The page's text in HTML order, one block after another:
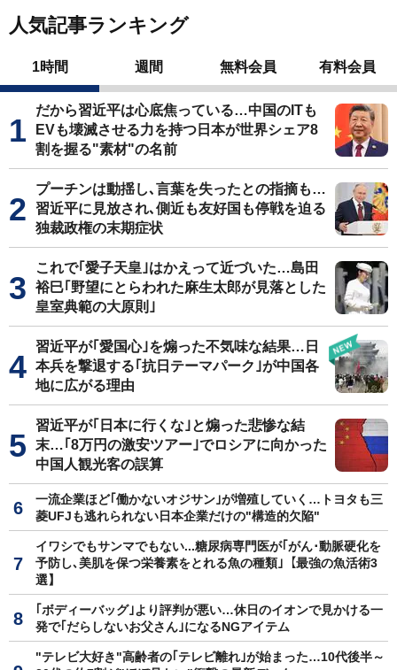
人気記事ランキング
1時間 週間 無料会員 有料会員
だから習近平は心底焦っている…中国のITも
EVも壊滅させる力を持つ日本が世界シェア8
割を握る"素材"の名前
プーチンは動揺し､言葉を失ったとの指摘も…
習近平に見放され､側近も友好国も停戦を迫る
独裁政権の末期症状
これで｢愛子天皇｣はかえって近づいた…島田
裕巳｢野望にとらわれた麻生太郎が見落とした
皇室典範の大原則｣
習近平が｢愛国心｣を煽った不気味な結果…日
本兵を撃退する｢抗日テーマパーク｣が中国各
地に広がる理由
習近平が｢日本に行くな｣と煽った悲惨な結
末…｢8万円の激安ツアー｣でロシアに向かった
中国人観光客の誤算
一流企業ほど｢働かないオジサン｣が増殖していく…トヨタも三
菱UFJも逃れられない日本企業だけの"構造的欠陥"
イワシでもサンマでもない...糖尿病専門医が｢がん･動脈硬化を
予防し､美肌を保つ栄養素をとれる魚の種類｣【最強の魚活術3
選】
｢ボディーバッグ｣より評判が悪い…休日のイオンで見かける一
発で｢だらしないお父さん｣になるNGアイテム
"テレビ大好き"高齢者の｢テレビ離れ｣が始まった…10代後半～